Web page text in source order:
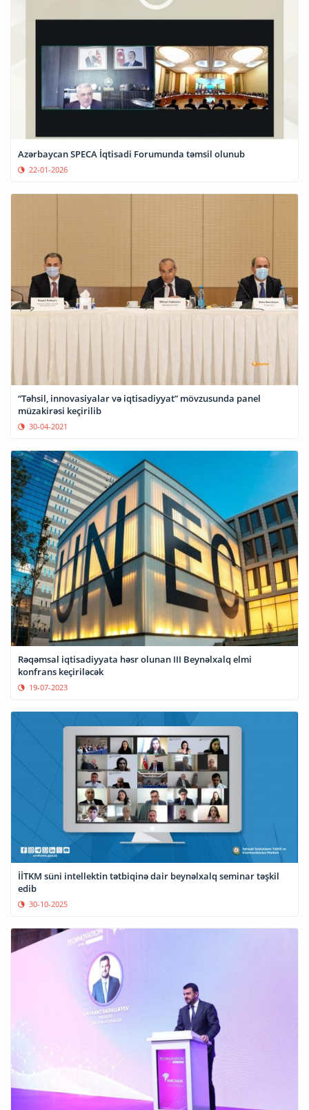
Azərbaycan SPECA İqtisadi Forumunda təmsil olunub
22-01-2026
“Təhsil, innovasiyalar və iqtisadiyyat” mövzusunda panel
müzakirəsi keçirilib
30-04-2021
Rəqəmsal iqtisadiyyata həsr olunan III Beynəlxalq elmi
konfrans keçiriləcək
19-07-2023
İİTKM süni intellektin tətbiqinə dair beynəlxalq seminar təşkil
edib
30-10-2025